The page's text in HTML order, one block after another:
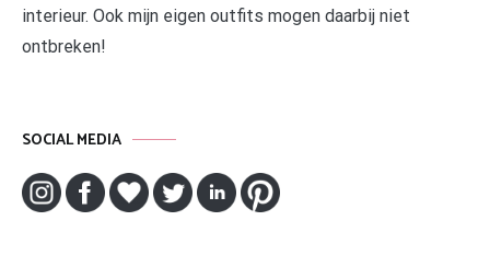
interieur. Ook mijn eigen outfits mogen daarbij niet
ontbreken!
SOCIAL MEDIA